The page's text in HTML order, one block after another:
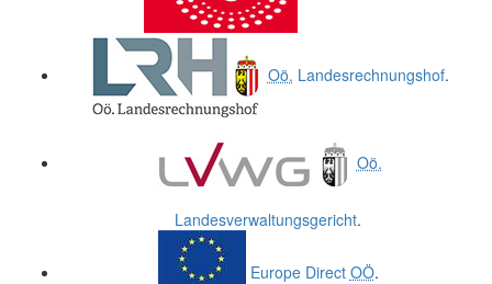
Oö. Landesrechnungshof.
Oö.
Landesverwaltungsgericht.
Europe Direct OÖ.